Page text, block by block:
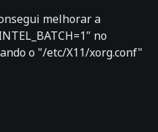
melhorar a
no
o "/etc/X11/xorg.conf"